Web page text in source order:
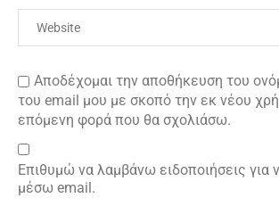
Αποδέχομαι την αποθήκευση του
του email μου με σκοπό την εκ νέου
επόμενη φορά που θα σχολιάσω.
Επιθυμώ να λαμβάνω ειδοποιήσεις για
μέσω email.